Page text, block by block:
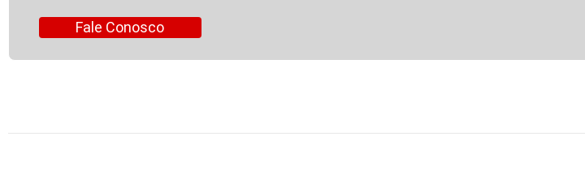
Fale Conosco